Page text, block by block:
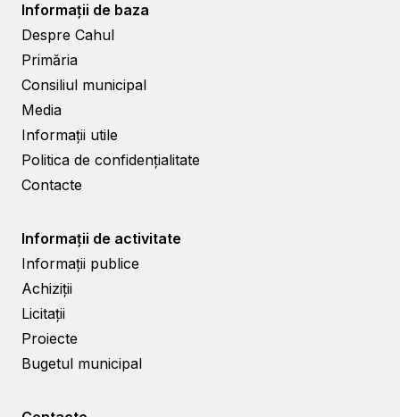
Informații de baza
Despre Cahul
Primăria
Consiliul municipal
Media
Informații utile
Politica de confidențialitate
Contacte
Informații de activitate
Informații publice
Achiziții
Licitații
Proiecte
Bugetul municipal